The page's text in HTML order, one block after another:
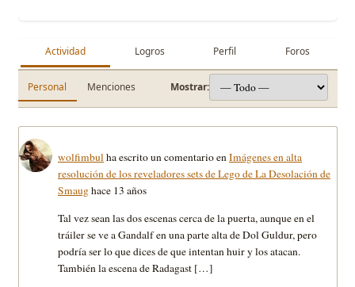
Actividad Logros Perfil Foros
Personal Menciones Mostrar:
wolfimbulha escrito un comentario enImágenes en alta
resolución de los reveladores sets de Lego de La Desolación de
Smaughace 13 años
Tal vez sean las dos escenas cerca de la puerta, aunque en el
tráiler se ve a Gandalf en una parte alta de Dol Guldur, pero
podría ser lo que dices de que intentan huir y los atacan.
También la escena de Radagast […]